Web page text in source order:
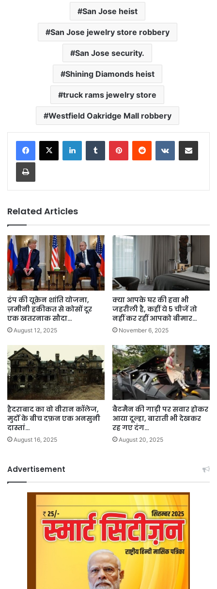
San Jose heist
San Jose jewelry store robbery
San Jose security.
Shining Diamonds heist
truck rams jewelry store
Westfield Oakridge Mall robbery
LinkedInTumblr PinterestReddit VKontakteShare via Email
Print
Related Articles
ट्रंप की यूक्रेन शांति योजना,
ज़मीनी हकीकत से कोसों दूर
एक खतरनाक सौदा…
August 12, 2025
क्या आपके घर की हवा भी
जहरीली है, कहीं ये 5 चीजें तो
नहीं कर रहीं आपको बीमार…
November 6, 2025
हैदराबाद का वो वीरान कॉलेज,
मुर्दों के बीच दफ़न एक अनसुनी
दास्तां…
August 16, 2025
बैटमैन की गाड़ी पर सवार होकर
आया दूल्हा, बाराती भी देखकर
रह गए दंग…
August 20, 2025
Advertisement